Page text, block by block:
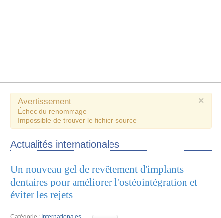
×
Avertissement
Échec du renommage
Impossible de trouver le fichier source
Actualités internationales
Un nouveau gel de revêtement d'implants
dentaires pour améliorer l'ostéointégration et
éviter les rejets
Catégorie : Internationales